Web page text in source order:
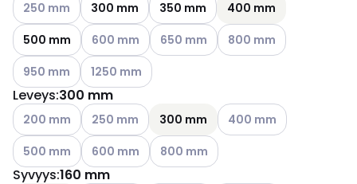
250 mm 300 mm 350 mm
400 mm
500 mm
Katso käytettävissä olevat vaihtoehdot
600 mm Katso käytettävissä olevat
650 mm Katso käytettävissä
800 mm
Katso käytettävissä olevat vaihtoehdot
950 mm Katso käytettävissä olevat vaihtoehdot
1250 mm
Leveys:300 mm
Katso käytettävissä olevat vaihtoehdot
200 mm Katso käytettävissä olevat vaihtoehdot
250 mm 300 mm Katso käytettävissä
400 mm
Katso käytettävissä olevat vaihtoehdot
500 mm Katso käytettävissä olevat vaihtoehdot
600 mm Katso käytettävissä olevat
800 mm
Syvyys:160 mm